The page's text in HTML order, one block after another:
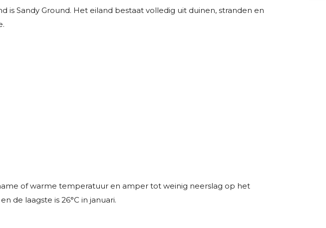
is Sandy Ground. Het eiland bestaat volledig uit duinen, stranden en
of warme temperatuur en amper tot weinig neerslag op het
de laagste is 26°C in januari.